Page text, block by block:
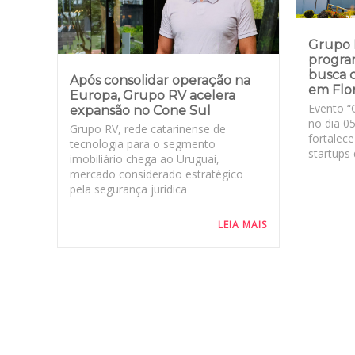
Após consolidar operação na
Europa, Grupo RV acelera
expansão no Cone Sul
Grupo RV, rede catarinense de
tecnologia para o segmento
imobiliário chega ao Uruguai,
mercado considerado estratégico
pela segurança jurídica
LEIA MAIS
Grupo
busca
em
Evento
no dia
startups